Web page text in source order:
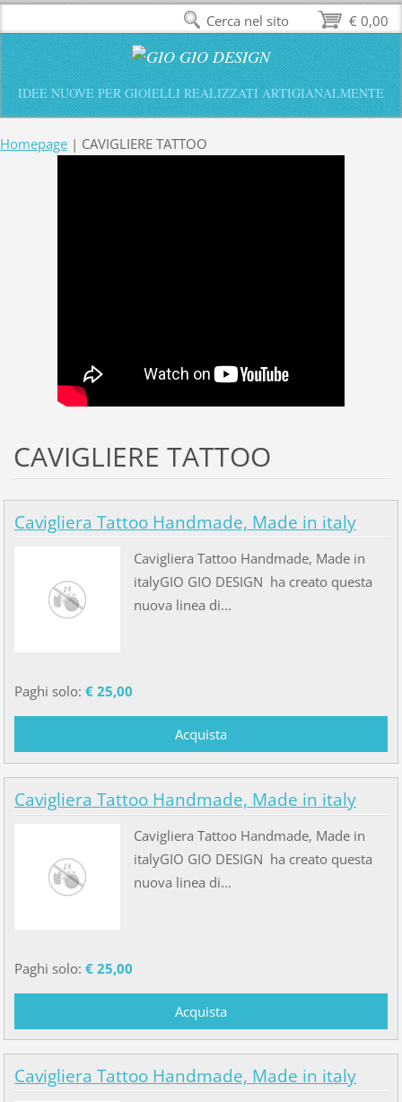
IDEE NUOVE PER GIOIELLI REALIZZATI ARTIGIANALMENTE
Homepage | CAVIGLIERE TATTOO
CAVIGLIERE TATTOO
Cavigliera Tattoo Handmade, Made in italy
Cavigliera Tattoo Handmade, Made in
italyGIO GIO DESIGN ha creato questa
nuova linea di...
Paghi solo: € 25,00
Cavigliera Tattoo Handmade, Made in italy
Cavigliera Tattoo Handmade, Made in
italyGIO GIO DESIGN ha creato questa
nuova linea di...
Paghi solo: € 25,00
Cavigliera Tattoo Handmade, Made in italy
€ 0,00
Cerca nel sito